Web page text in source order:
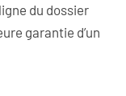
du dossier
garantie d’un